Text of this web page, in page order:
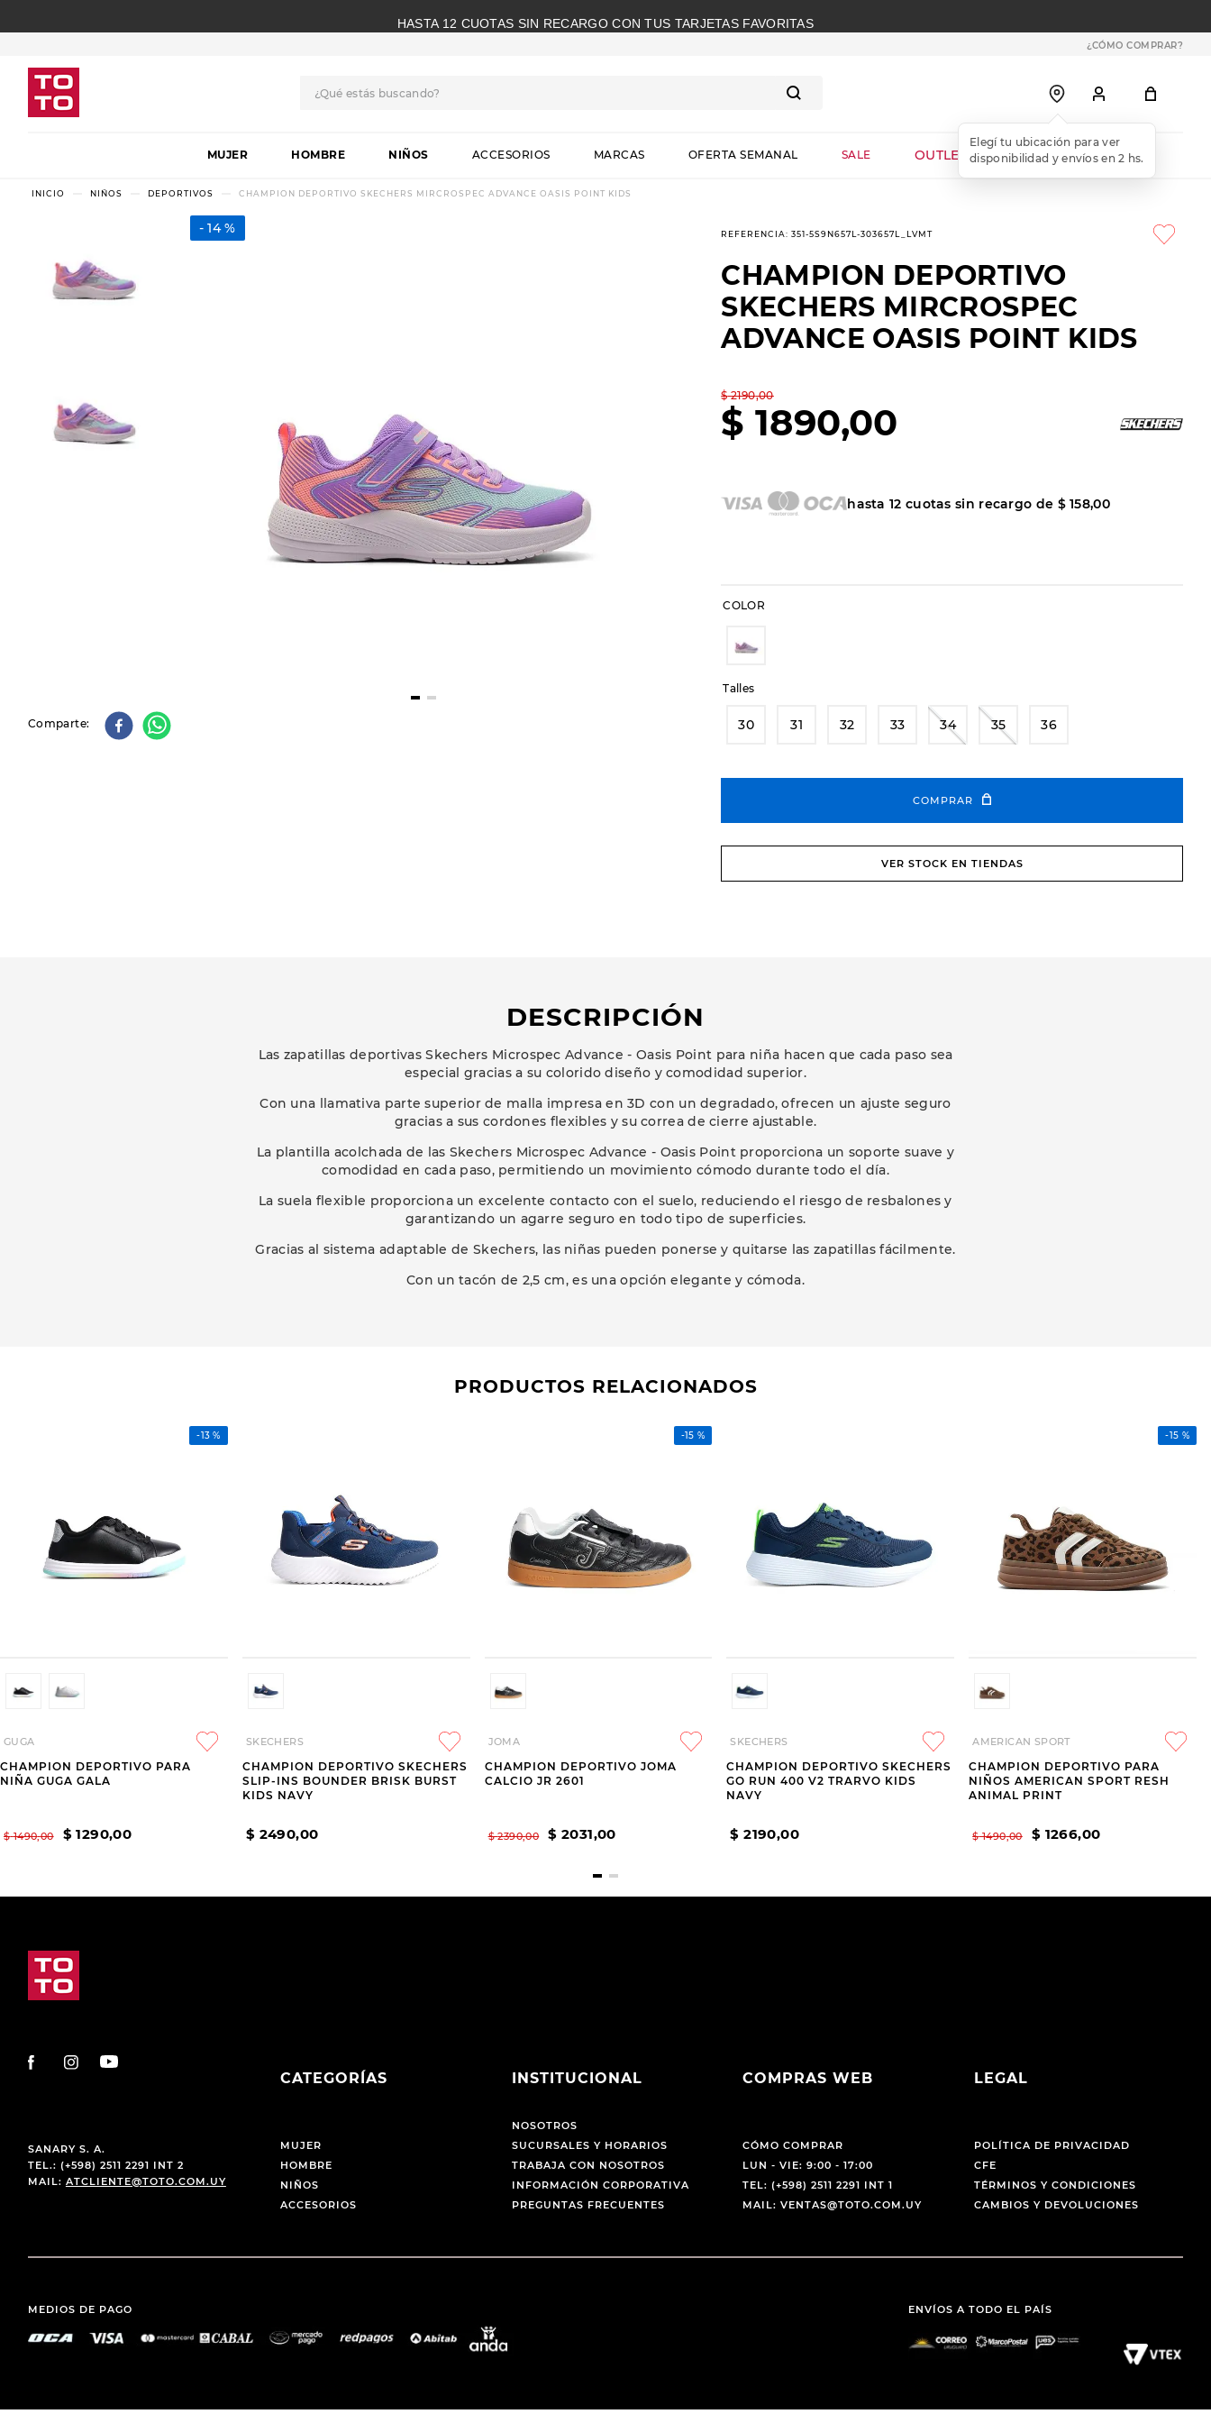
HASTA 12 CUOTAS SIN RECARGO CON TUS TARJETAS FAVORITAS
¿CÓMO COMPRAR?
MUJER HOMBRE NIÑOS ACCESORIOS MARCAS OFERTA SEMANAL SALE OUTLET WEB
NIÑOS DEPORTIVOS CHAMPION DEPORTIVO SKECHERS MIRCROSPEC ADVANCE OASIS POINT KIDS
14 %
Comparte
REFERENCIA:351-5S9N657L-303657L_LVMT
CHAMPION DEPORTIVO
SKECHERS MIRCROSPEC
ADVANCE OASIS POINT KIDS
$ 2190,00
$ 1890,00
hasta12 cuotas sin recargo de $ 158,00
COLOR
Talles
30 31 32 33 34 35 36
COMPRAR
VER STOCK EN TIENDAS
DESCRIPCIÓN
Las zapatillas deportivas Skechers Microspec Advance - Oasis Point para niña hacen que cada paso sea
especial gracias a su colorido diseño y comodidad superior.
Con una llamativa parte superior de malla impresa en 3D con un degradado, ofrecen un ajuste seguro
gracias a sus cordones flexibles y su correa de cierre ajustable.
La plantilla acolchada de las Skechers Microspec Advance - Oasis Point proporciona un soporte suave y
comodidad en cada paso, permitiendo un movimiento cómodo durante todo el día.
La suela flexible proporciona un excelente contacto con el suelo, reduciendo el riesgo de resbalones y
garantizando un agarre seguro en todo tipo de superficies.
Gracias al sistema adaptable de Skechers, las niñas pueden ponerse y quitarse las zapatillas fácilmente.
Con un tacón de 2,5 cm, es una opción elegante y cómoda.
PRODUCTOS RELACIONADOS
-13 %
GUGA
CHAMPION DEPORTIVO PARA
NIÑA GUGA GALA
$ 1490,00 $ 1290,00
SKECHERS
CHAMPION DEPORTIVO SKECHERS
SLIP-INS BOUNDER BRISK BURST
KIDS NAVY
$ 2490,00
-15 %
JOMA
CHAMPION DEPORTIVO JOMA
CALCIO JR 2601
$ 2390,00 $ 2031,00
SKECHERS
CHAMPION DEPORTIVO SKECHERS
GO RUN 400 V2 TRARVO KIDS
NAVY
$ 2190,00
-15 %
AMERICAN SPORT
CHAMPION DEPORTIVO PARA
NIÑOS AMERICAN SPORT RESH
ANIMAL PRINT
$ 1490,00 $ 1266,00
SANARY S. A.
TEL.: (+598) 2511 2291 INT 2
MAIL: ATCLIENTE@TOTO.COM.UY
CATEGORÍAS
MUJER
HOMBRE
NIÑOS
ACCESORIOS
INSTITUCIONAL
NOSOTROS
SUCURSALES Y HORARIOS
TRABAJA CON NOSOTROS
INFORMACIÓN CORPORATIVA
PREGUNTAS FRECUENTES
COMPRAS WEB
CÓMO COMPRAR
LUN - VIE: 9:00 - 17:00
TEL: (+598) 2511 2291 INT 1
MAIL: VENTAS@TOTO.COM.UY
LEGAL
POLÍTICA DE PRIVACIDAD
CFE
TÉRMINOS Y CONDICIONES
CAMBIOS Y DEVOLUCIONES
MEDIOS DE PAGO ENVÍOS A TODO EL PAÍS
1.
botas
2.
skechers
3.
botas dama